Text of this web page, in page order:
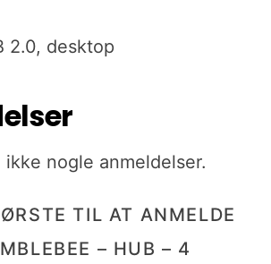
2.0, desktop
ikke nogle anmeldelser.
TIL AT ANMELDE
– HUB – 4